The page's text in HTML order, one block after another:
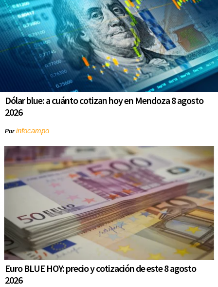
Dólar blue: a cuánto cotizan hoy en Mendoza 8 agosto
2026
Porinfocampo
Euro BLUE HOY: precio y cotización de este 8 agosto
2026